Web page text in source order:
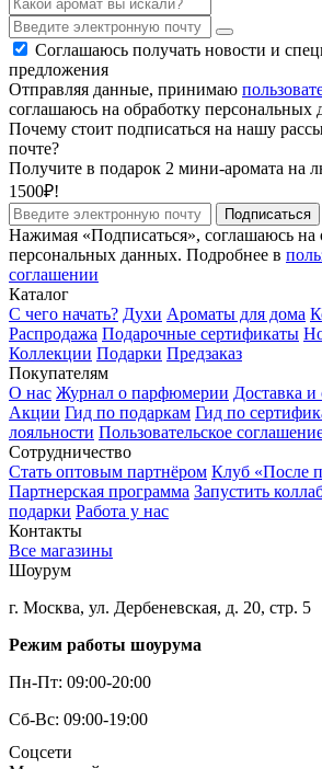
Соглашаюсь получать новости и
предложения
Отправляя данные, принимаю
соглашаюсь на обработку персональных
Почему стоит подписаться на нашу
почте?
Получите в подарок 2 мини-аромата на
1500₽!
Подписаться
Нажимая «Подписаться», соглашаюсь на
персональных данных. Подробнее в
соглашении
Каталог
С чего начать? Духи Ароматы для дома
Распродажа Подарочные сертификаты
Коллекции Подарки Предзаказ
Покупателям
О нас Журнал о парфюмерии Доставка и
Акции Гид по подаркам Гид по
лояльности Пользовательское
Сотрудничество
Стать оптовым партнёром Клуб «После
Партнерская программа Запустить
подарки Работа у нас
Контакты
Все магазины
Шоурум
г. Москва, ул. Дербеневская, д. 20, стр. 5
Режим работы шоурума
Пн-Пт: 09:00-20:00
Сб-Вс: 09:00-19:00
Соцсети